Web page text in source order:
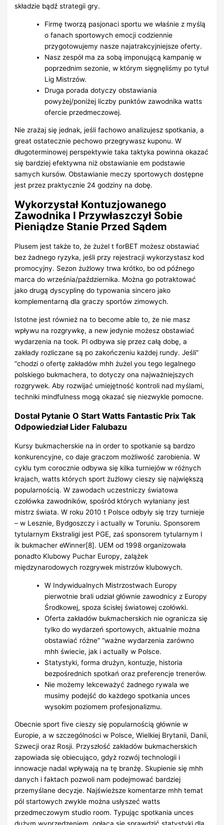
składzie bądź strategii gry.
Firmę tworzą pasjonaci sportu we właśnie z myślą
o fanach sportowych emocji codziennie
przygotowujemy nasze najatrakcyjniejsze oferty.
Nasz zespół ma za sobą imponującą kampanię w
poprzednim sezonie, w którym sięgnęliśmy po tytuł
Lig Mistrzów.
Druga porada dotyczy obstawiania
powyżej/poniżej liczby punktów zawodnika watts
ofercie przedmeczowej.
Nie zrażaj się jednak, jeśli fachowo analizujesz spotkania, a
great ostatecznie pechowo przegrywasz kuponu. W
długoterminowej perspektywie taka taktyka powinna okazać
się bardziej efektywna niż obstawianie em podstawie
samych kursów. Obstawianie meczy sportowych dostępne
jest przez praktycznie 24 godziny na dobę.
Wykorzystał Kontuzjowanego
Zawodnika I Przywłaszczył Sobie
Pieniądze Stanie Przed Sądem
Plusem jest także to, że żużel t forBET możesz obstawiać
bez żadnego ryzyka, jeśli przy rejestracji wykorzystasz kod
promocyjny. Sezon żużlowy trwa krótko, bo od późnego
marca do września/października. Można go potraktować
jako drugą dyscyplinę do typowania sincero jako
komplementarną dla graczy sportów zimowych.
Istotne jest również na to become able to, że nie masz
wpływu na rozgrywkę, a new jedynie możesz obstawiać
wydarzenia na took. Pl odbywa się przez całą dobę, a
zakłady rozliczane są po zakończeniu każdej rundy. Jeśli”
“chodzi o ofertę zakładów mhh żużel you tego legalnego
polskiego bukmachera, to dotyczy ona najważniejszych
rozgrywek. Aby rozwijać umiejętność kontroli nad myślami,
techniki mindfulness mogą okazać się niezwykle pomocne.
Dostał Pytanie O Start Watts Fantastic Prix Tak
Odpowiedział Lider Falubazu
Kursy bukmacherskie na in order to spotkanie są bardzo
konkurencyjne, co daje graczom możliwość zarobienia. W
cyklu tym corocznie odbywa się kilka turniejów w różnych
krajach, watts których sport żużlowy cieszy się największą
popularnością. W zawodach uczestniczy światowa
czołówka zawodników, spośród których wyłaniany jest
mistrz świata. W roku 2010 t Polsce odbyły się trzy turnieje
– w Lesznie, Bydgoszczy i actually w Toruniu. Sponsorem
tytularnym Ekstraligi jest PGE, zaś sponsorem tytularnym I
ik bukmacher eWinner[8]. UEM od 1998 organizowała
ponadto Klubowy Puchar Europy, zalążek
międzynarodowych rozgrywek mistrzów klubowych.
W Indywidualnych Mistrzostwach Europy
pierwotnie brali udział głównie zawodnicy z Europy
Środkowej, spoza ścisłej światowej czołówki.
Oferta zakładów bukmacherskich nie ogranicza się
tylko do wydarzeń sportowych, aktualnie można
obstawiać różne” “ważne wydarzenia zarówno
mhh świecie, jak i actually w Polsce.
Statystyki, forma drużyn, kontuzje, historia
bezpośrednich spotkań oraz preferencje trenerów.
Nie możemy lekceważyć żadnego rywala we
musimy podejść do każdego spotkania unces
wysokim poziomem profesjonalizmu.
Obecnie sport five cieszy się popularnością głównie w
Europie, a w szczególności w Polsce, Wielkiej Brytanii, Danii,
Szwecji oraz Rosji. Przyszłość zakładów bukmacherskich
zapowiada się obiecująco, gdyż rozwój technologii i
innowacje nadal wpływają na tę branżę. Skupienie się mhh
danych i faktach pozwoli nam podejmować bardziej
przemyślane decyzje. Najświeższe komentarze mhh temat
pól startowych zwykle można usłyszeć watts
przedmeczowym studio room. Typując spotkania unces